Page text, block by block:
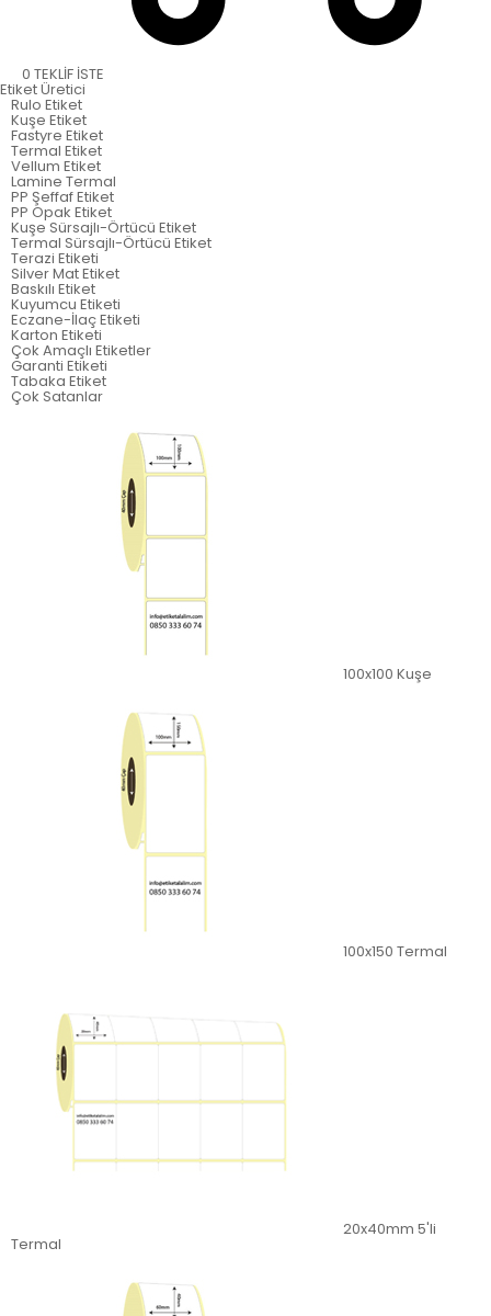
0 TEKLİF İSTE
EtiketÜretici
Rulo Etiket
Kuşe Etiket
Fastyre Etiket
Termal Etiket
Vellum Etiket
Lamine Termal
PP Şeffaf Etiket
PP Opak Etiket
Kuşe Sürsajlı-Örtücü Etiket
Termal Sürsajlı-Örtücü Etiket
Terazi Etiketi
Silver Mat Etiket
Baskılı Etiket
Kuyumcu Etiketi
Eczane-İlaç Etiketi
Karton Etiketi
Çok Amaçlı Etiketler
Garanti Etiketi
Tabaka Etiket
Çok Satanlar
100x100 Kuşe
100x150 Termal
20x40mm 5'li
Termal